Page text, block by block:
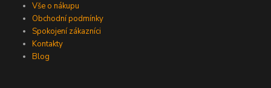
Vše o nákupu
Obchodní podmínky
Spokojení zákazníci
Kontakty
Blog